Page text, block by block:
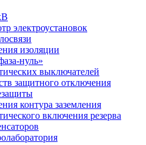
электроустановок
изоляции
нуль»
выключателей
защитного отключения
контура заземления
включения резерва